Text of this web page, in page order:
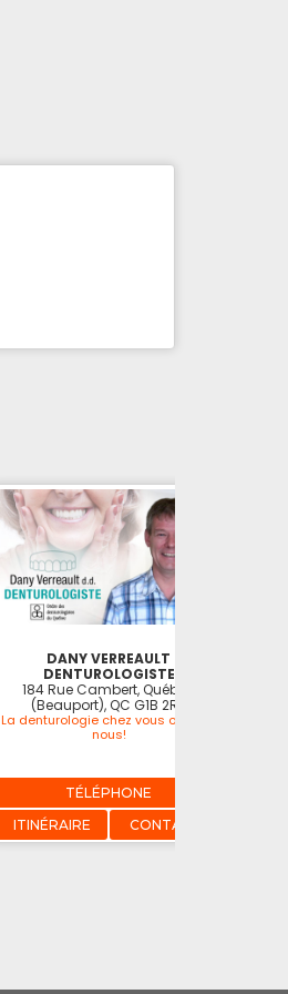
DANY VERREAULT
DENTUROLOGISTE
184 Rue Cambert, Québec
(Beauport), QC G1B 2R9
La denturologie chez vous ou chez
nous!
TÉLÉPHONE
ITINÉRAIRE
CONTACT